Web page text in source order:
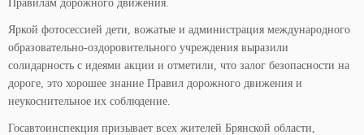
Правилам дорожного движения.
Яркой фотосессией дети, вожатые и администрация международного
образовательно-оздоровительного учреждения выразили
солидарность с идеями акции и отметили, что залог безопасности на
дороге, это хорошее знание Правил дорожного движения и
неукоснительное их соблюдение.
Госавтоинспекция призывает всех жителей Брянской области,